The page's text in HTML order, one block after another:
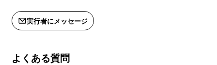
実行者にメッセージ
よくある質問